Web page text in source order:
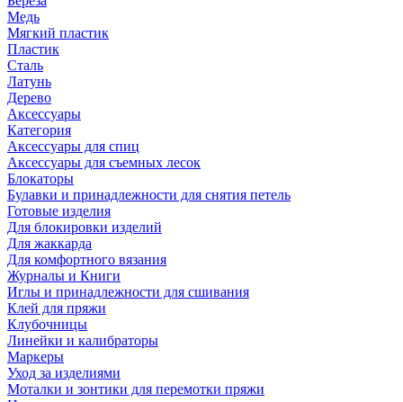
Медь
Мягкий пластик
Пластик
Сталь
Латунь
Дерево
Аксессуары
Категория
Аксессуары для спиц
Аксессуары для съемных лесок
Блокаторы
Булавки и принадлежности для снятия петель
Готовые изделия
Для блокировки изделий
Для жаккарда
Для комфортного вязания
Журналы и Книги
Иглы и принадлежности для сшивания
Клей для пряжи
Клубочницы
Линейки и калибраторы
Маркеры
Уход за изделиями
Моталки и зонтики для перемотки пряжи